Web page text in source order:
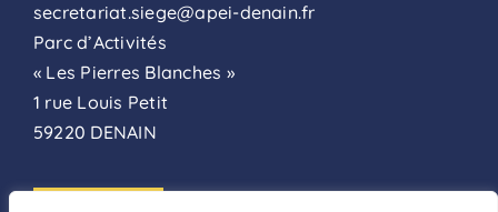
secretariat.siege@apei-denain.fr
Parc d’Activités
« Les Pierres Blanches »
1 rue Louis Petit
59220 DENAIN